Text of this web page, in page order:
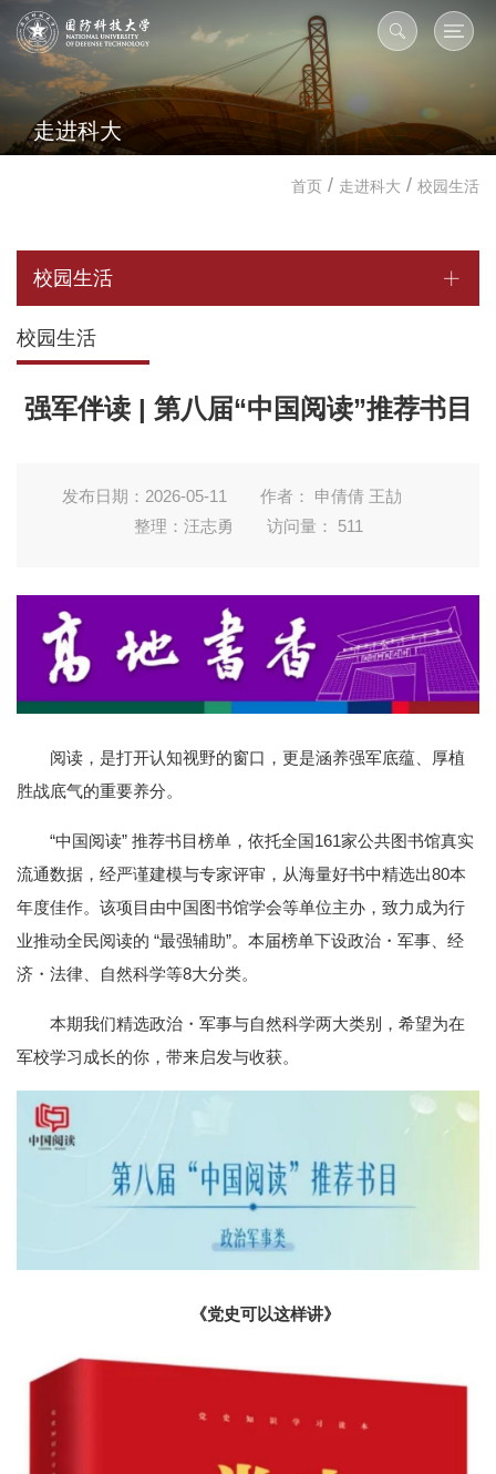
走进科大
首页 / 走进科大 / 校园生活
校园生活
校园生活
强军伴读 | 第八届“中国阅读”推荐书目
发布日期：2026-05-11
作者： 申倩倩 王劼
整理：汪志勇
访问量： 511
阅读，是打开认知视野的窗口，更是涵养强军底蕴、厚植
胜战底气的重要养分。
“中国阅读” 推荐书目榜单，依托全国161家公共图书馆真实
流通数据，经严谨建模与专家评审，从海量好书中精选出80本
年度佳作。该项目由中国图书馆学会等单位主办，致力成为行
业推动全民阅读的 “最强辅助”。本届榜单下设政治・军事、经
济・法律、自然科学等8大分类。
本期我们精选政治・军事与自然科学两大类别，希望为在
军校学习成长的你，带来启发与收获。
《党史可以这样讲》